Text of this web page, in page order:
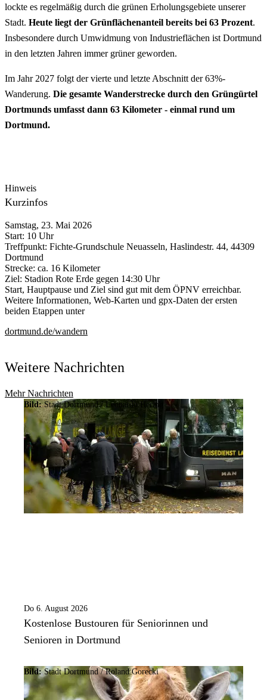
lockte es regelmäßig durch die grünen Erholungsgebiete unserer
Stadt. Heute liegt der Grünflächenanteil bereits bei 63 Prozent.
Insbesondere durch Umwidmung von Industrieflächen ist Dortmund
in den letzten Jahren immer grüner geworden.
Im Jahr 2027 folgt der vierte und letzte Abschnitt der 63%-
Wanderung. Die gesamte Wanderstrecke durch den Grüngürtel
Dortmunds umfasst dann 63 Kilometer - einmal rund um
Dortmund.
Hinweis
Kurzinfos
Samstag, 23. Mai 2026
Start: 10 Uhr
Treffpunkt: Fichte-Grundschule Neuasseln, Haslindestr. 44, 44309
Dortmund
Strecke: ca. 16 Kilometer
Ziel: Stadion Rote Erde gegen 14:30 Uhr
Start, Hauptpause und Ziel sind gut mit dem ÖPNV erreichbar.
Weitere Informationen, Web-Karten und gpx-Daten der ersten
beiden Etappen unter
dortmund.de/wandern
Weitere Nachrichten
Mehr Nachrichten
Bild: Stadt Dortmund / Leonardo Hering
Do 6. August 2026
Kostenlose Bustouren für Seniorinnen und
Senioren in Dortmund
Bild:Stadt Dortmund / Roland Gorecki